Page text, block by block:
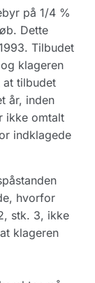
på 1/4 %
Dette
Tilbudet
klageren
at tilbudet
år, inden
ikke omtalt
indklagede
hvorfor
stk. 3, ikke
klageren